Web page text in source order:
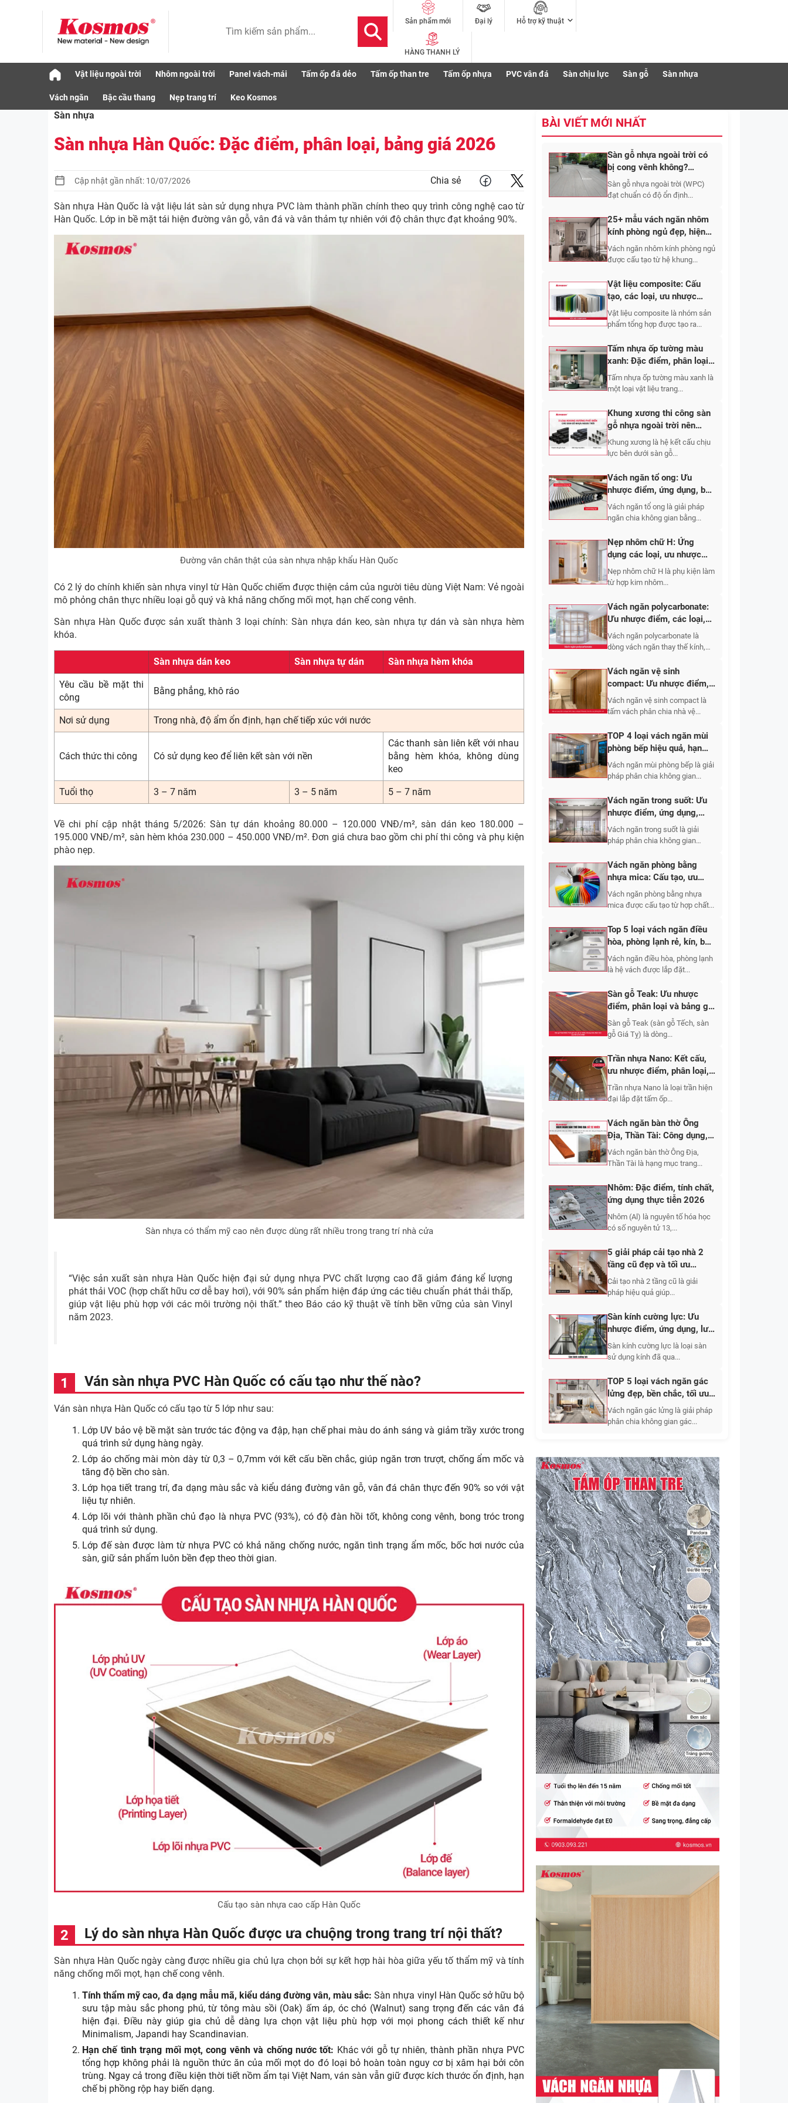
Sản phẩm mới Đại lý Hỗ trợ kỹ thuật
HÀNG THANH LÝ
Vật liệu ngoài trời Nhôm ngoài trời Panel vách-mái Tấm ốp đá dẻo Tấm ốp than tre Tấm ốp nhựa PVC vân đá Sàn chịu lực Sàn gỗ Sàn nhựa
Vách ngăn Bậc cầu thang Nẹp trang trí Keo Kosmos
Sàn nhựa
Sàn nhựa Hàn Quốc: Đặc điểm, phân loại, bảng giá 2026
Cập nhật gần nhất: 10/07/2026 Chia sẻ
Sàn nhựa Hàn Quốc là vật liệu lát sàn sử dụng nhựa PVC làm thành phần chính theo quy trình công nghệ cao từ
Hàn Quốc. Lớp in bề mặt tái hiện đường vân gỗ, vân đá và vân thảm tự nhiên với độ chân thực đạt khoảng 90%.
Đường vân chân thật của sàn nhựa nhập khẩu Hàn Quốc
Có 2 lý do chính khiến sàn nhựa vinyl từ Hàn Quốc chiếm được thiện cảm của người tiêu dùng Việt Nam: Vẻ ngoài
mô phỏng chân thực nhiều loại gỗ quý và khả năng chống mối mọt, hạn chế cong vênh.
Sàn nhựa Hàn Quốc được sản xuất thành 3 loại chính: Sàn nhựa dán keo, sàn nhựa tự dán và sàn nhựa hèm
khóa.
Sàn nhựa dán keo Sàn nhựa tự dán Sàn nhựa hèm khóa
Yêu cầu bề mặt thi
công
Bằng phẳng, khô ráo
Nơi sử dụng Trong nhà, độ ẩm ổn định, hạn chế tiếp xúc với nước
Cách thức thi công Có sử dụng keo để liên kết sàn với nền
Các thanh sàn liên kết với nhau
bằng hèm khóa, không dùng
keo
Tuổi thọ 3 – 7 năm 3 – 5 năm 5 – 7 năm
Về chi phí cập nhật tháng 5/2026: Sàn tự dán khoảng 80.000 – 120.000 VNĐ/m², sàn dán keo 180.000 –
195.000 VNĐ/m², sàn hèm khóa 230.000 – 450.000 VNĐ/m². Đơn giá chưa bao gồm chi phí thi công và phụ kiện
phào nẹp.
Sàn nhựa có thẩm mỹ cao nên được dùng rất nhiều trong trang trí nhà cửa
“Việc sản xuất sàn nhựa Hàn Quốc hiện đại sử dụng nhựa PVC chất lượng cao đã giảm đáng kể lượng
phát thải VOC (hợp chất hữu cơ dễ bay hơi), với 90% sản phẩm hiện đáp ứng các tiêu chuẩn phát thải thấp,
giúp vật liệu phù hợp với các môi trường nội thất.” theo Báo cáo kỹ thuật về tính bền vững của sàn Vinyl
năm 2023.
Ván sàn nhựa PVC Hàn Quốc có cấu tạo như thế nào?
Ván sàn nhựa Hàn Quốc có cấu tạo từ 5 lớp như sau:
Lớp UV bảo vệ bề mặt sàn trước tác động va đập, hạn chế phai màu do ánh sáng và giảm trầy xước trong
quá trình sử dụng hàng ngày.
Lớp áo chống mài mòn dày từ 0,3 – 0,7mm với kết cấu bền chắc, giúp ngăn trơn trượt, chống ẩm mốc và
tăng độ bền cho sàn.
Lớp họa tiết trang trí, đa dạng màu sắc và kiểu dáng đường vân gỗ, vân đá chân thực đến 90% so với vật
liệu tự nhiên.
Lớp lõi với thành phần chủ đạo là nhựa PVC (93%), có độ đàn hồi tốt, không cong vênh, bong tróc trong
quá trình sử dụng.
Lớp đế sàn được làm từ nhựa PVC có khả năng chống nước, ngăn tình trạng ẩm mốc, bốc hơi nước của
sàn, giữ sản phẩm luôn bền đẹp theo thời gian.
Cấu tạo sàn nhựa cao cấp Hàn Quốc
Lý do sàn nhựa Hàn Quốc được ưa chuộng trong trang trí nội thất?
Sàn nhựa Hàn Quốc ngày càng được nhiều gia chủ lựa chọn bởi sự kết hợp hài hòa giữa yếu tố thẩm mỹ và tính
năng chống mối mọt, hạn chế cong vênh.
Tính thẩm mỹ cao, đa dạng mẫu mã, kiểu dáng đường vân, màu sắc:Sàn nhựa vinyl Hàn Quốc sở hữu bộ
sưu tập màu sắc phong phú, từ tông màu sồi (Oak) ấm áp, óc chó (Walnut) sang trọng đến các vân đá
hiện đại. Điều này giúp gia chủ dễ dàng lựa chọn vật liệu phù hợp với mọi phong cách thiết kế như
Minimalism, Japandi hay Scandinavian.
Hạn chế tình trạng mối mọt, cong vênh và chống nước tốt: Khác với gỗ tự nhiên, thành phần nhựa PVC
tổng hợp không phải là nguồn thức ăn của mối mọt do đó loại bỏ hoàn toàn nguy cơ bị xâm hại bởi côn
trùng. Ngay cả trong điều kiện thời tiết nồm ẩm tại Việt Nam, ván sàn vẫn giữ được kích thước ổn định, hạn
chế bị phồng rộp hay biến dạng.
BÀI VIẾT MỚI NHẤT
Sàn gỗ nhựa ngoài trời có
bị cong vênh không?
Nguyên nhân và cách hạn
chế
Sàn gỗ nhựa ngoài trời (WPC)
đạt chuẩn có độ ổn định...
25+ mẫu vách ngăn nhôm
kính phòng ngủ đẹp, hiện
đại và sang trọng
Vách ngăn nhôm kính phòng ngủ
được cấu tạo từ hệ khung...
Vật liệu composite: Cấu
tạo, các loại, ưu nhược
điểm, ứng dụng 2026
Vật liệu composite là nhóm sản
phẩm tổng hợp được tạo ra...
Tấm nhựa ốp tường màu
xanh: Đặc điểm, phân loại,
mẫu đẹp & giá
Tấm nhựa ốp tường màu xanh là
một loại vật liệu trang...
Khung xương thi công sàn
gỗ nhựa ngoài trời nên
chọn vật liệu nào và bố trí
khoảng cách bao nhiêu?
Khung xương là hệ kết cấu chịu
lực bên dưới sàn gỗ...
Vách ngăn tổ ong: Ưu
nhược điểm, ứng dụng, báo
giá chi tiết 2026
Vách ngăn tổ ong là giải pháp
ngăn chia không gian bằng...
Nẹp nhôm chữ H: Ứng
dụng các loại, ưu nhược
điểm, báo giá 2026
Nẹp nhôm chữ H là phụ kiện làm
từ hợp kim nhôm...
Vách ngăn polycarbonate:
Ưu nhược điểm, các loại,
ứng dụng 2026
Vách ngăn polycarbonate là
dòng vách ngăn thay thế kính,
Vách ngăn vệ sinh
compact: Ưu nhược điểm,
báo giá các loại 2026
Vách ngăn vệ sinh compact là
tấm vách phân chia nhà vệ...
TOP 4 loại vách ngăn mùi
phòng bếp hiệu quả, hạn
chế bám bẩn
Vách ngăn mùi phòng bếp là giải
pháp phân chia không gian...
Vách ngăn trong suốt: Ưu
nhược điểm, ứng dụng,
phân loại 2026
Vách ngăn trong suốt là giải
pháp phân chia không gian
Vách ngăn phòng bằng
nhựa mica: Cấu tạo, ưu
nhược điểm, báo giá 2026
Vách ngăn phòng bằng nhựa
mica được cấu tạo từ hợp chất...
Top 5 loại vách ngăn điều
hòa, phòng lạnh rẻ, kín, bền
2026
Vách ngăn điều hòa, phòng lạnh
là hệ vách được lắp đặt...
Sàn gỗ Teak: Ưu nhược
điểm, phân loại và bảng giá
thi công mới nhất?
Sàn gỗ Teak (sàn gỗ Tếch, sàn
gỗ Giá Tỵ) là dòng...
Trần nhựa Nano: Kết cấu,
ưu nhược điểm, phân loại,
cập nhật báo giá 2026
Trần nhựa Nano là loại trần hiện
đại lắp đặt tấm ốp...
Vách ngăn bàn thờ Ông
Địa, Thần Tài: Công dụng,
10+ mẫu đẹp 2026
Vách ngăn bàn thờ Ông Địa,
Thần Tài là hạng mục trang...
Nhôm: Đặc điểm, tính chất,
ứng dụng thực tiễn 2026
Nhôm (Al) là nguyên tố hóa học
có số nguyên tử 13,...
5 giải pháp cải tạo nhà 2
tầng cũ đẹp và tối ưu
không gian sống 2026
Cải tạo nhà 2 tầng cũ là giải
pháp hiệu quả giúp...
Sàn kính cường lực: Ưu
nhược điểm, ứng dụng, lưu
ý khi thi công 2026
Sàn kính cường lực là loại sàn
sử dụng kính đã qua...
TOP 5 loại vách ngăn gác
lửng đẹp, bền chắc, tối ưu
không gian sống
Vách ngăn gác lửng là giải pháp
phân chia không gian gác...